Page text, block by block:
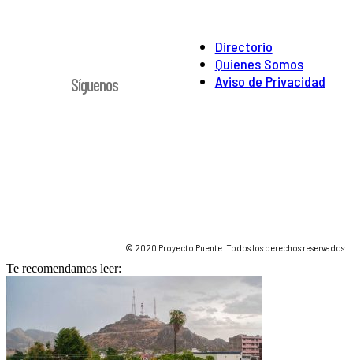
Directorio
Quienes Somos
Aviso de Privacidad
Síguenos
© 2020 Proyecto Puente. Todos los derechos reservados.
Te recomendamos leer: